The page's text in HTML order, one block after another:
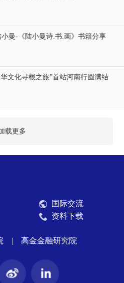
曼-《陆小曼诗.书.画》书籍分享
文化寻根之旅”首站河南行圆满结
载更多
国际交流
资料下载
| 高金金融研究院